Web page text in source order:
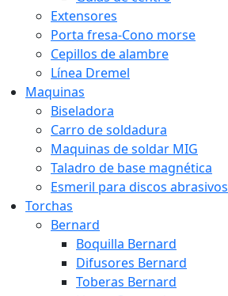
Extensores
Porta fresa-Cono morse
Cepillos de alambre
Línea Dremel
Maquinas
Biseladora
Carro de soldadura
Maquinas de soldar MIG
Taladro de base magnética
Esmeril para discos abrasivos
Torchas
Bernard
Boquilla Bernard
Difusores Bernard
Toberas Bernard